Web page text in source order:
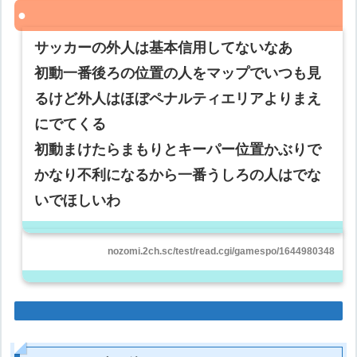
サッカーの外人は基本信用してないなあ
初動一番後ろの位置の人をマップでいつも見
るけど外人はほぼペナルティエリアよりまえ
にでてくる
初動まけたらまもりとキーパー位置かぶりで
かなり不利になるから一番うしろの人はでな
いでほしいわ
nozomi.2ch.sc/test/read.cgi/gamespo/1644980348